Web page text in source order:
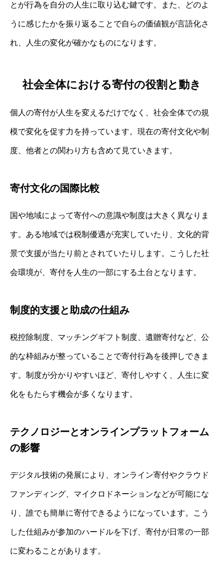
とが行為を自分の人生に取り込む鍵です。また、どのよ
うに感じたかを振り返ることで自らの価値観が言語化さ
れ、人生の変化が確かなものになります。
社会全体における寄付の役割と動き
個人の寄付が人生を変えるだけでなく、社会全体での規
模で変化を促す力を持っています。現在の寄付文化や制
度、他者との関わり方も含めて見ていきます。
寄付文化の国際比較
国や地域によって寄付への意識や制度は大きく異なりま
す。ある地域では税制優遇が充実していたり、文化的背
景で支援が当たり前とされていたりします。こうした社
会環境が、寄付を人生の一部にする土台となります。
制度的支援と助成の仕組み
税控除制度、マッチングギフト制度、遺贈寄付など、公
的な枠組みが整っていることで寄付行為を後押しできま
す。制度が分かりやすいほど、寄付しやすく、人生に変
化をもたらす機会が多くなります。
テクノロジーとオンラインプラットフォーム
の影響
デジタル技術の発展により、オンライン寄付やクラウド
ファンディング、マイクロドネーションなどが可能にな
り、誰でも簡単に寄付できるようになっています。こう
した仕組みが参加のハードルを下げ、寄付が日常の一部
に変わることがあります。